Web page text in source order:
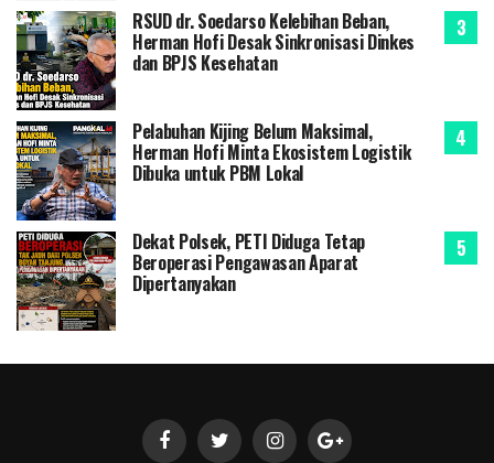
RSUD dr. Soedarso Kelebihan Beban,
Herman Hofi Desak Sinkronisasi Dinkes
dan BPJS Kesehatan
Pelabuhan Kijing Belum Maksimal,
Herman Hofi Minta Ekosistem Logistik
Dibuka untuk PBM Lokal
Dekat Polsek, PETI Diduga Tetap
Beroperasi Pengawasan Aparat
Dipertanyakan